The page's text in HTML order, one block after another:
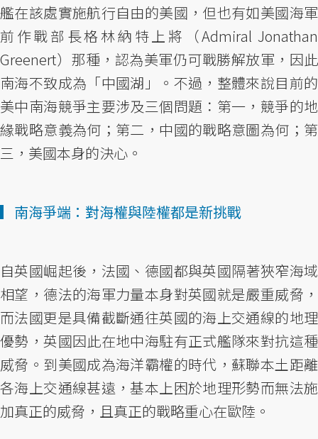
艦在該處實施航行自由的美國，但也有如美國海軍
前作戰部長格林納特上將（Admiral Jonathan
Greenert）那種，認為美軍仍可戰勝解放軍，因此
南海不致成為「中國湖」。不過，整體來說目前的
美中南海競爭主要涉及三個問題：第一，競爭的地
緣戰略意義為何；第二，中國的戰略意圖為何；第
三，美國本身的決心。
▎南海爭端：對海權與陸權都是新挑戰
自英國崛起後，法國、德國都與英國隔著狹窄海域
相望，德法的海軍力量本身對英國就是嚴重威脅，
而法國更是具備截斷通往英國的海上交通線的地理
優勢，英國因此在地中海駐有正式艦隊來對抗這種
威脅。到美國成為海洋霸權的時代，蘇聯本土距離
各海上交通線甚遠，基本上困於地理形勢而無法施
加真正的威脅，且真正的戰略重心在歐陸。